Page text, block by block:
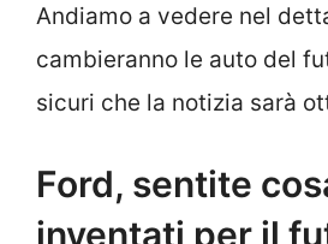
Andiamo a vedere nel
cambieranno le auto del
sicuri che la notizia sarà
Ford, sentite
inventati per il